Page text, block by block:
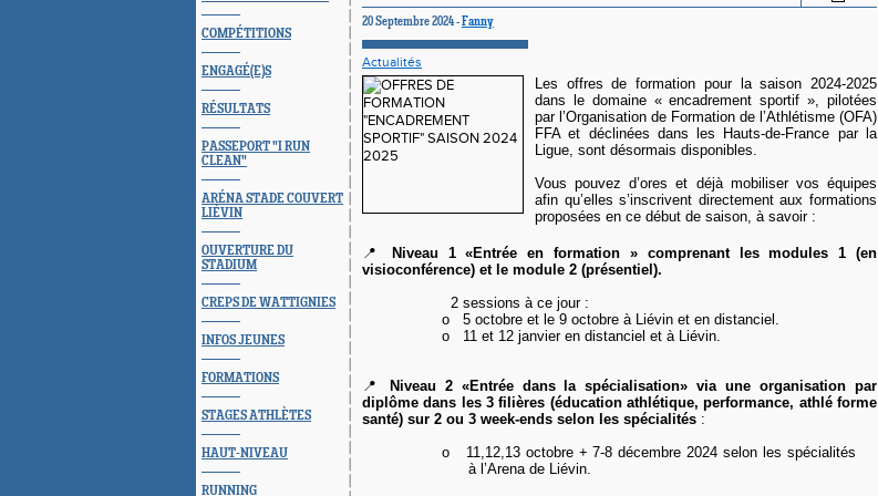
COMPÉTITIONS
ENGAGÉ(E)S
RÉSULTATS
PASSEPORT "I RUN
CLEAN"
ARÉNA STADE COUVERT
LIÉVIN
OUVERTURE DU
STADIUM
CREPS DE WATTIGNIES
INFOS JEUNES
FORMATIONS
STAGES ATHLÈTES
HAUT-NIVEAU
RUNNING
20 Septembre 2024 -Fanny
Actualités
Les offres de formation pour la saison 2024-2025
dans le domaine « encadrement sportif », pilotées
par l’Organisation de Formation de l’Athlétisme (OFA)
FFA et déclinées dans les Hauts-de-France par la
Ligue, sont désormais disponibles.
Vous pouvez d’ores et déjà mobiliser vos équipes
afin qu’elles s’inscrivent directement aux formations
proposées en ce début de saison, à savoir :
📍
Niveau 1 «Entrée en formation » comprenant les modules 1 (en
visioconférence) et le module 2 (présentiel).
2 sessions à ce jour :
o
5 octobre et le 9 octobre à Liévin et en distanciel.
o
11 et 12 janvier en distanciel et à Liévin.
📍
Niveau 2 «Entrée dans la spécialisation» via une organisation par
diplôme dans les 3 filières (éducation athlétique, performance, athlé forme
santé) sur 2 ou 3 week-ends selon les spécialités :
o
11,12,13 octobre + 7-8 décembre 2024 selon les spécialités
à l’Arena de Liévin.